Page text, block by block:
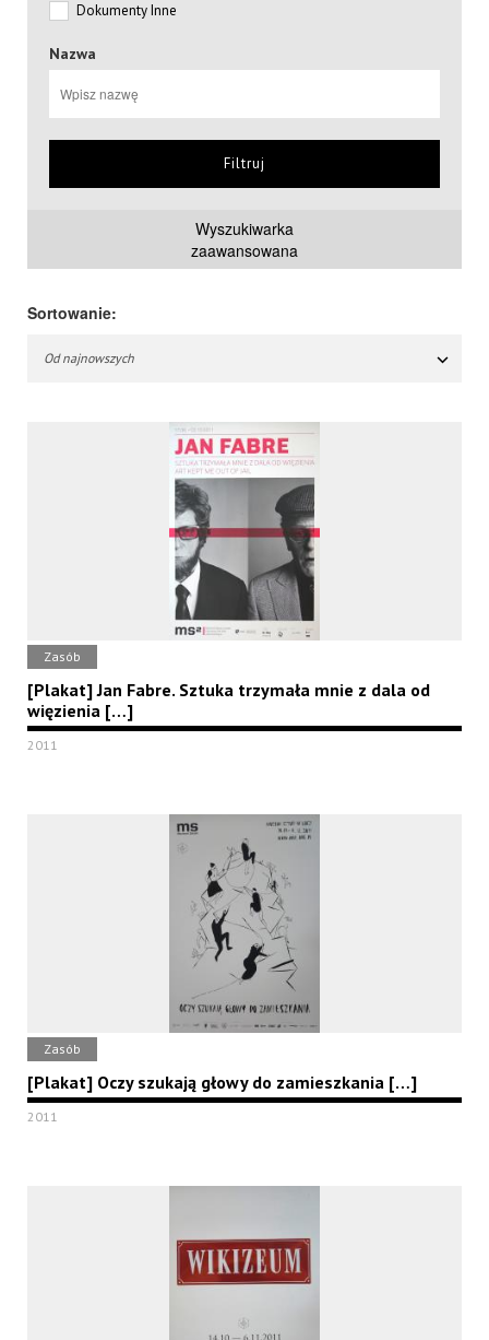
Dokumenty Inne
Nazwa
Filtruj
Wyszukiwarka
zaawansowana
Sortowanie:
Od najnowszych
Zasób
[Plakat] Jan Fabre. Sztuka trzymała mnie z dala od
więzienia […]
2011
Zasób
[Plakat] Oczy szukają głowy do zamieszkania […]
2011